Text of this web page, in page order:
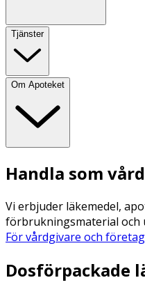
Tjänster
Om Apoteket
Handla som
Vi erbjuder läkemedel,
förbrukningsmaterial och
För vårdgivare och företag
Dosförpackade